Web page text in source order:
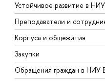
Устойчивое развитие в
Преподаватели и
Корпуса и общежития
Закупки
Обращения граждан в НИУ